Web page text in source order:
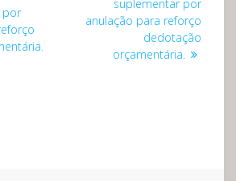
por
suplementar por
anulação para reforço
dedotação
orçamentária.